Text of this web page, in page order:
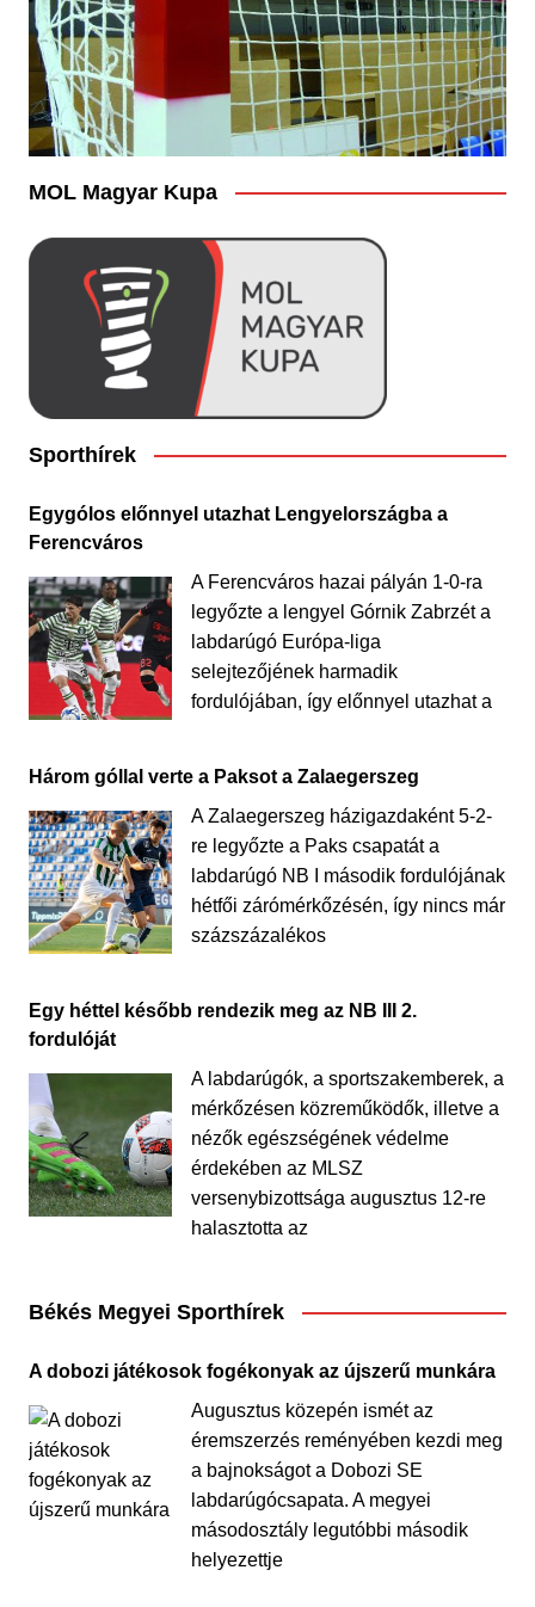
MOL Magyar Kupa
Sporthírek
Egygólos előnnyel utazhat Lengyelországba a
Ferencváros
A Ferencváros hazai pályán 1-0-ra
legyőzte a lengyel Górnik Zabrzét a
labdarúgó Európa-liga
selejtezőjének harmadik
fordulójában, így előnnyel utazhat a
Három góllal verte a Paksot a Zalaegerszeg
A Zalaegerszeg házigazdaként 5-2-
re legyőzte a Paks csapatát a
labdarúgó NB I második fordulójának
hétfői zárómérkőzésén, így nincs már
százszázalékos
Egy héttel később rendezik meg az NB III 2.
fordulóját
A labdarúgók, a sportszakemberek, a
mérkőzésen közreműködők, illetve a
nézők egészségének védelme
érdekében az MLSZ
versenybizottsága augusztus 12-re
halasztotta az
Békés Megyei Sporthírek
A dobozi játékosok fogékonyak az újszerű munkára
Augusztus közepén ismét az
éremszerzés reményében kezdi meg
a bajnokságot a Dobozi SE
labdarúgócsapata. A megyei
másodosztály legutóbbi második
helyezettje